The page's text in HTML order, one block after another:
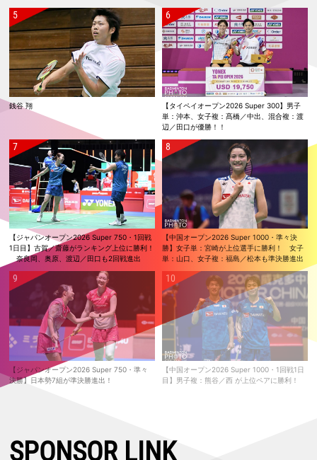
銭谷 翔
【タイペイオープン2026 Super 300】男子
単：沖本、女子複：髙橋／中出、混合複：渡
辺／田口が優勝！！
【ジャパンオープン2026 Super 750・1回戦
1日目】古賀／齋藤がランキング上位に勝利！
奈良岡、奥原、渡辺／田口も2回戦進出
【中国オープン2026 Super 1000・準々決
勝】女子単：宮崎が上位選手に勝利！ 女子
単：山口、女子複：福島／松本も準決勝進出
【ジャパンオープン2026 Super 750・準々
決勝】日本勢7組が準決勝進出！
【中国オープン2026 Super 1000・1回戦1日
目】男子複：熊谷／西 が上位ペアに勝利！
SPONSOR LINK